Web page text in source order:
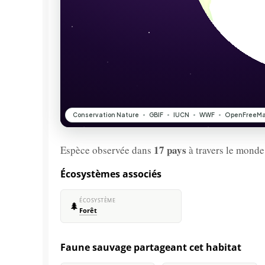
Espèce observée dans 17 pays à travers le
Écosystèmes associés
🌲 ÉCOSYSTÈME
Forêt
Faune sauvage partageant cet habitat